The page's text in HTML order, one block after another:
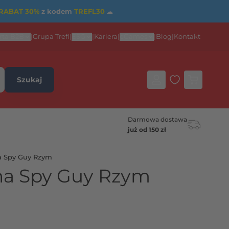
30%z kodem TREFL30 ☁
Grupa Trefl Kariera Blog Kontakt
Szukaj
Darmowa dostawa
już od 150 zł
Spy Guy Rzym
Spy Guy Rzym